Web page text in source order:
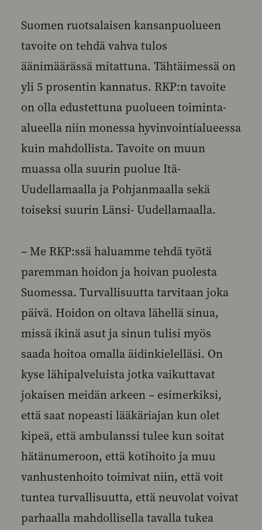
Suomen ruotsalaisen kansanpuolueen
tavoite on tehdä vahva tulos
äänimäärässä mitattuna. Tähtäimessä on
yli 5 prosentin kannatus. RKP:n tavoite
on olla edustettuna puolueen toiminta-
alueella niin monessa hyvinvointialueessa
kuin mahdollista. Tavoite on muun
muassa olla suurin puolue Itä-
Uudellamaalla ja Pohjanmaalla sekä
toiseksi suurin Länsi- Uudellamaalla.
– Me RKP:ssä haluamme tehdä työtä
paremman hoidon ja hoivan puolesta
Suomessa. Turvallisuutta tarvitaan joka
päivä. Hoidon on oltava lähellä sinua,
missä ikinä asut ja sinun tulisi myös
saada hoitoa omalla äidinkielelläsi. On
kyse lähipalveluista jotka vaikuttavat
jokaisen meidän arkeen – esimerkiksi,
että saat nopeasti lääkäriajan kun olet
kipeä, että ambulanssi tulee kun soitat
hätänumeroon, että kotihoito ja muu
vanhustenhoito toimivat niin, että voit
tuntea turvallisuutta, että neuvolat voivat
parhaalla mahdollisella tavalla tukea